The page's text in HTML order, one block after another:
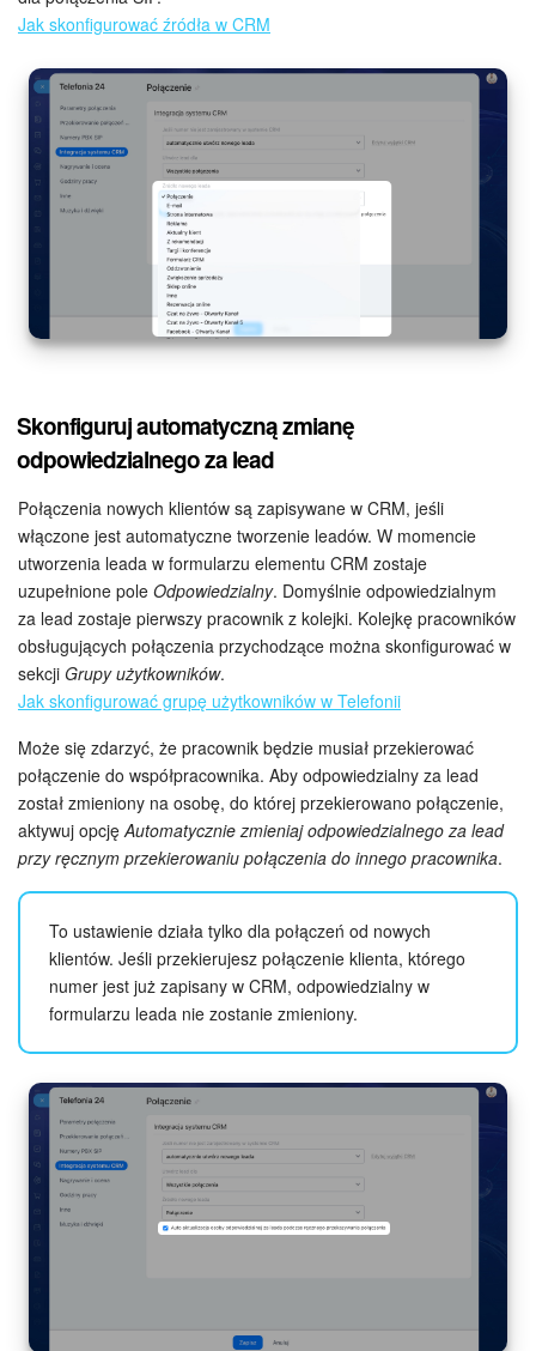
Jak skonfigurować źródła w CRM
Skonfiguruj automatyczną zmianę
odpowiedzialnego za lead
Połączenia nowych klientów są zapisywane w CRM, jeśli
włączone jest automatyczne tworzenie leadów. W momencie
utworzenia leada w formularzu elementu CRM zostaje
uzupełnione pole Odpowiedzialny. Domyślnie odpowiedzialnym
za lead zostaje pierwszy pracownik z kolejki. Kolejkę pracowników
obsługujących połączenia przychodzące można skonfigurować w
sekcji Grupy użytkowników.
Jak skonfigurować grupę użytkowników w Telefonii
Może się zdarzyć, że pracownik będzie musiał przekierować
połączenie do współpracownika. Aby odpowiedzialny za lead
został zmieniony na osobę, do której przekierowano połączenie,
aktywuj opcjęAutomatycznie zmieniaj odpowiedzialnego za lead
przy ręcznym przekierowaniu połączenia do innego pracownika.
To ustawienie działa tylko dla połączeń od nowych
klientów. Jeśli przekierujesz połączenie klienta, którego
numer jest już zapisany w CRM, odpowiedzialny w
formularzu leada nie zostanie zmieniony.